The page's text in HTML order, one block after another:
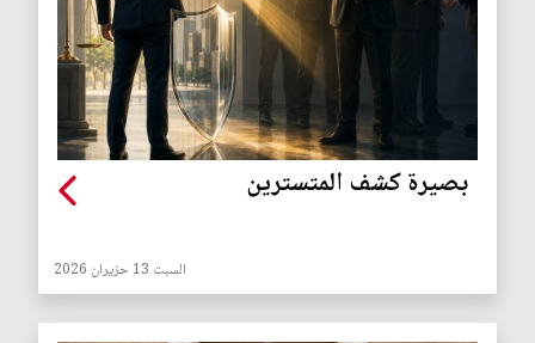
بصيرة كشف المتسترين
السبت 13 حزيران 2026